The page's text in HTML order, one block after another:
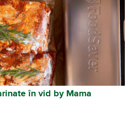
în vid by Mama